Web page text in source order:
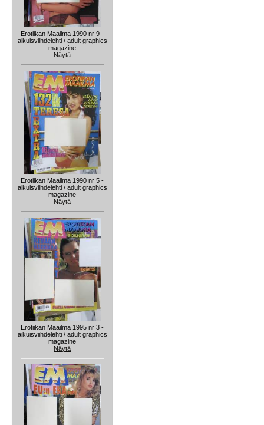
Erotiikan Maailma 1990 nr 9 -
aikuisviihdelehti / adult graphics
magazine
Näytä
Erotiikan Maailma 1990 nr 5 -
aikuisviihdelehti / adult graphics
magazine
Näytä
Erotiikan Maailma 1995 nr 3 -
aikuisviihdelehti / adult graphics
magazine
Näytä